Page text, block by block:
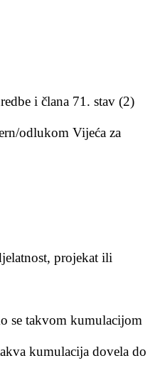
i člana 71. stav (2)
odlukom Vijeća za
projekat ili
se takvom kumulacijom
kumulacija dovela do